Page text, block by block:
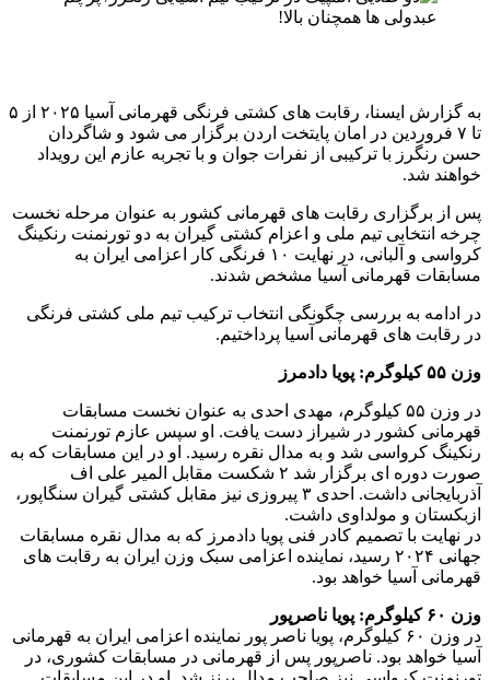
به گزارش ایسنا، رقابت های کشتی فرنگی قهرمانی آسیا ۲۰۲۵ از ۵
تا ۷ فروردین در امان پایتخت اردن برگزار می شود و شاگردان
حسن رنگرز با ترکیبی از نفرات جوان و با تجربه عازم این رویداد
خواهند شد.
پس از برگزاری رقابت های قهرمانی کشور به عنوان مرحله نخست
چرخه انتخابی تیم ملی و اعزام کشتی گیران به دو تورنمنت رنکینگ
کرواسی و آلبانی،‌ در نهایت ۱۰ فرنگی کار اعزامی ایران به
مسابقات قهرمانی آسیا مشخص شدند.
در ادامه به بررسی چگونگی انتخاب ترکیب تیم ملی کشتی فرنگی
در رقابت های قهرمانی آسیا پرداختیم.
وزن ۵۵ کیلوگرم: پویا دادمرز
در وزن ۵۵ کیلوگرم، مهدی احدی به عنوان نخست مسابقات
قهرمانی کشور در شیراز دست یافت. او سپس عازم تورنمنت
رنکینگ کرواسی شد و به مدال نقره رسید. او در این مسابقات که به
صورت دوره ای برگزار شد ۲ شکست مقابل المیر علی اف
آذربایجانی داشت. احدی ۳ پیروزی نیز مقابل کشتی گیران سنگاپور،
ازبکستان و مولداوی داشت.
در نهایت با تصمیم کادر فنی پویا دادمرز که به مدال نقره مسابقات
جهانی ۲۰۲۴ رسید، نماینده اعزامی سبک وزن ایران به رقابت های
قهرمانی آسیا خواهد بود.
وزن ۶۰ کیلوگرم: پویا ناصرپور
در وزن ۶۰ کیلوگرم، پویا ناصر پور نماینده اعزامی ایران به قهرمانی
آسیا خواهد بود. ناصرپور پس از قهرمانی در مسابقات کشوری، در